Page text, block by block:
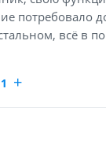
потребовало
всё в